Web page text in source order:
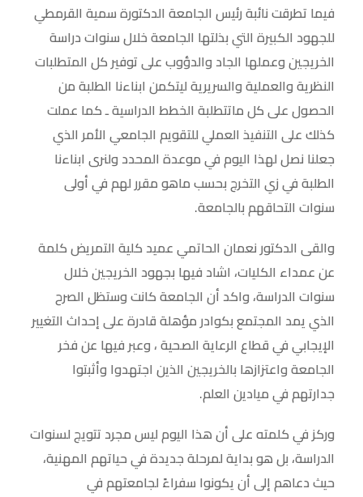
فيما تطرقت نائبة رئيس الجامعة الدكتورة سمية القرمطي
للجهود الكبيرة التي بذلتها الجامعة خلال سنوات دراسة
الخريجين وعملها الجاد والدؤوب على توفير كل المتطلبات
النظرية والعملية والسريرية ليتكمن ابناءنا الطلبة من
الحصول على كل ماتتطلبة الخطط الدراسية ـ كما عملت
كذلك على التنفيذ العملي للتقويم الجامعي الأمر الذي
جعلنا نصل لهذا اليوم في موعدة المحدد ولنرى ابناءنا
الطلبة في زي التخرج بحسب ماهو مقرر لهم في أولى
سنوات التحاقهم بالجامعة.
والقى الدكتور نعمان الحاتمي عميد كلية التمريض كلمة
عن عمداء الكليات، اشاد فيها بجهود الخريجين خلال
سنوات الدراسة، واكد أن الجامعة كانت وستظل الصرح
الذي يمد المجتمع بكوادر مؤهلة قادرة على إحداث التغيير
الإيجابي في قطاع الرعاية الصحية ، وعبر فيها عن فخر
الجامعة واعتزازها بالخريجين الذين اجتهدوا وأثبتوا
جدارتهم في ميادين العلم.
وركز في كلمته على أن هذا اليوم ليس مجرد تتويج لسنوات
الدراسة، بل هو بداية لمرحلة جديدة في حياتهم المهنية،
حيث دعاهم إلى أن يكونوا سفراءً لجامعتهم في